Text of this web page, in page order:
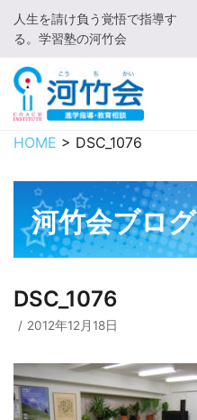
コ
ン
テ
ン
ツ
に
キ
プ
人生を請け負う覚悟で指導す
る。学習塾の河竹会
HOME
新着情報
□ お知らせ
河竹会について
□ 河竹会について
□ よくあるご質問
□ 小学部
□ 高校部
実 績
□ 2019年合格体験記
HOME > DSC_1076
河竹会ブログ
DSC_1076
2012年12月18日